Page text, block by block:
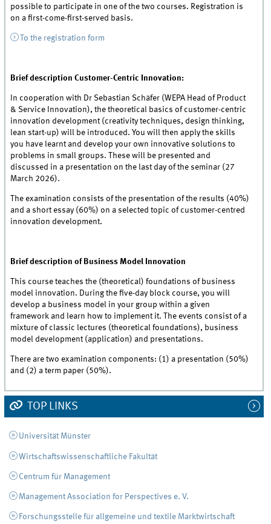
possible to participate in one of the two courses. Registration is
on a first-come-first-served basis.
To the registration form
Brief description Customer-Centric Innovation:
In cooperation with Dr Sebastian Schäfer (WEPA Head of Product
& Service Innovation), the theoretical basics of customer-centric
innovation development (creativity techniques, design thinking,
lean start-up) will be introduced. You will then apply the skills
you have learnt and develop your own innovative solutions to
problems in small groups. These will be presented and
discussed in a presentation on the last day of the seminar (27
March 2026).
The examination consists of the presentation of the results (40%)
and a short essay (60%) on a selected topic of customer-centred
innovation development.
Brief description of Business Model Innovation
This course teaches the (theoretical) foundations of business
model innovation. During the five-day block course, you will
develop a business model in your group within a given
framework and learn how to implement it. The events consist of a
mixture of classic lectures (theoretical foundations), business
model development (application) and presentations.
There are two examination components: (1) a presentation (50%)
and (2) a term paper (50%).
TOP LINKS
Universität Münster
Wirtschaftswissenschaftliche Fakultät
Centrum für Management
Management Association for Perspectives e. V.
Forschungsstelle für allgemeine und textile Marktwirtschaft